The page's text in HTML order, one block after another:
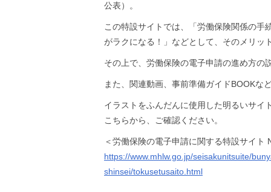
公表）。
この特設サイトでは、「労働保険関係の
がラクになる！」などとして、そのメリッ
その上で、労働保険の電子申請の進め方の
また、関連動画、事前準備ガイドBOOKな
イラストをふんだんに使用した明るいサイ
こちらから、ご確認ください。
＜労働保険の電子申請に関する特設サイト
https://www.mhlw.go.jp/seisakunitsuite/
shinsei/tokusetusaito.html